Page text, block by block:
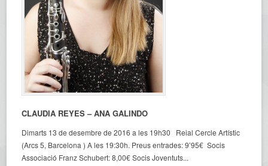
CLAUDIA REYES – ANA GALINDO
Dimarts 13 de desembre de 2016 a les 19h30 Reial Cercle Artístic
(Arcs 5, Barcelona ) A les 19:30h. Preus entrades: 9’95€ Socis
Associació Franz Schubert: 8,00€ Socis Joventuts...